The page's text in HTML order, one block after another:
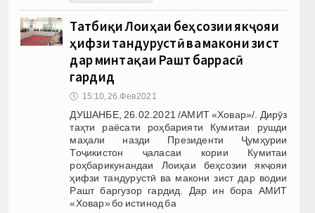
Татбиқи Лоиҳаи беҳсозии якҷояи
ҳифзи тандурустӣ ва макони зист
дар минтақаи Рашт баррасӣ
гардид
🕔 15:10, 26.Фев 2021
ДУШАНБЕ, 26.02.2021 /АМИТ «Ховар»/. Дирӯз
таҳти раёсати роҳбарияти Кумитаи рушди
маҳали назди Президенти Ҷумҳурии
Тоҷикистон ҷаласаи кории Кумитаи
роҳбарикунандаи Лоиҳаи беҳсозии якҷояи
ҳифзи тандурустӣ ва макони зист дар водии
Рашт баргузор гардид. Дар ин бора АМИТ
«Ховар» бо истинод ба